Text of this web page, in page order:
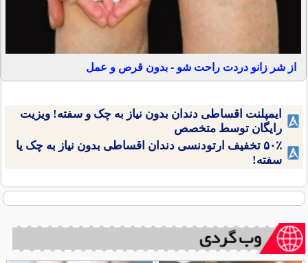
از شر زانو دردت راحت شو - بدون قرص و عمل
ایمپلنت اقساطی دندان بدون نیاز به چک و سفته! ویزیت
رایگان توسط متخصص
۵۰٪ تخفیف ارتودنسی دندان اقساطی بدون نیاز به چک یا
سفته!